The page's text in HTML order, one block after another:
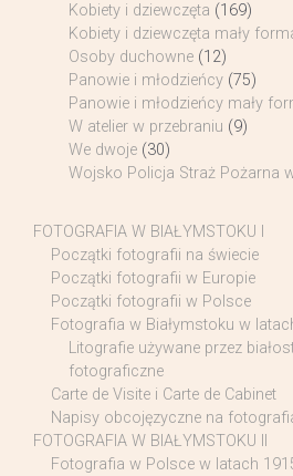
Kobiety i dziewczęta (169)
Kobiety i dziewczęta mały
Osoby duchowne (12)
Panowie i młodzieńcy (75)
Panowie i młodzieńcy mały
W atelier w przebraniu (9)
We dwoje (30)
Wojsko Policja Straż Pożarna
FOTOGRAFIA W BIAŁYMSTOKU I
Początki fotografii na świecie
Początki fotografii w Europie
Początki fotografii w Polsce
Fotografia w Białymstoku w
Litografie używane przez
fotograficzne
Carte de Visite i Carte de Cabinet
Napisy obcojęzyczne na
FOTOGRAFIA W BIAŁYMSTOKU II
Fotografia w Polsce w latach